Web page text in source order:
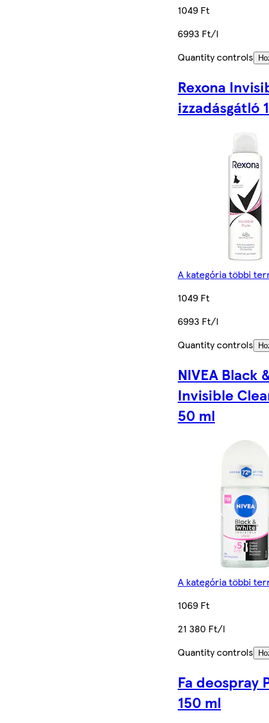
1049 Ft
6993 Ft/l
Quantity controls
Rexona
izzadásgátló
A kategória többi
1049 Ft
6993 Ft/l
Quantity controls
NIVEA Black
Invisible
50 ml
A kategória többi
1069 Ft
21 380 Ft/l
Quantity controls
Fa deospray
150 ml